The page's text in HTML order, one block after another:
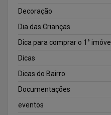
Decoração
Dia das Crianças
Dica para comprar o 1° imóvel
Dicas
Dicas do Bairro
Documentações
eventos